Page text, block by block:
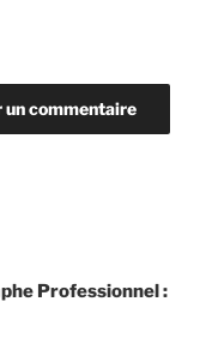
Professionnel :